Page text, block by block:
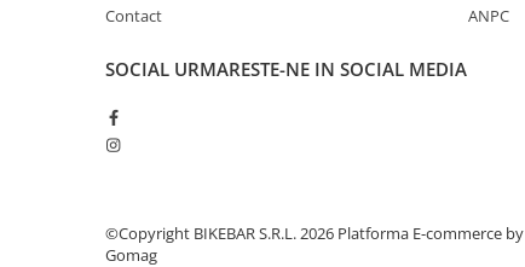
Contact
ANPC
SOCIAL URMARESTE-NE IN SOCIAL MEDIA
©Copyright BIKEBAR S.R.L. 2026 Platforma E-commerce by
Gomag